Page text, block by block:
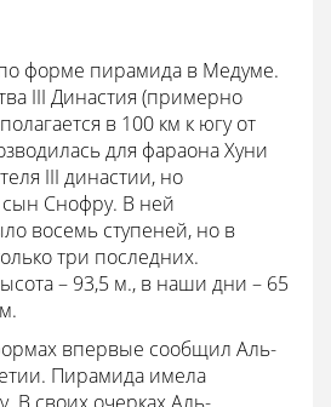
форме пирамида в Медуме.
III Династия (примерно
в 100 км к югу от
для фараона Хуни
III династии, но
сын Снофру. В ней
восемь ступеней, но в
три последних.
– 93,5 м., в наши дни – 65
впервые сообщил Аль-
Пирамида имела